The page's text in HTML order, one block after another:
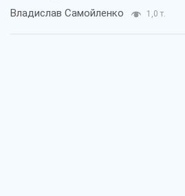
Владислав Самойленко 1,0 т.